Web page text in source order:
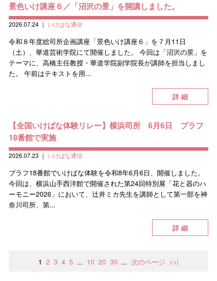
景色いけ講座６／「沼沢の景」を開講しました。
2026.07.24｜ いけばな通信
令和８年度総司所企画講座「景色いけ講座６」を７月11日
（土）、華道芸術学院にて開催しました。 今回は「沼沢の景」を
テーマに、高橋主任教授・華道学院副学院長が講師を担当しまし
た。 午前はテキストを用...
詳 細
【全国いけばな体験リレー】横浜司所 6月6日 ブラフ
18番館で実施
2026.07.23 ｜ いけばな通信
ブラフ18番館でいけばな体験を令和8年6月6日、開催しました。
今回は、横浜山手西洋館で開催された第24回特別展「花と器のハ
ーモニー2026」において、辻井ミカ先生を講師として第一部を神
奈川司所、第...
詳 細
1 2 3 4 5 ... 10 20 30 ... 次のページ >>|